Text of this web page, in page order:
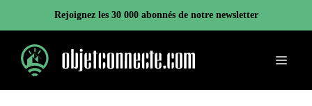
contenu
Rejoignez les 30 000 abonnés de notre newsletter
Menu